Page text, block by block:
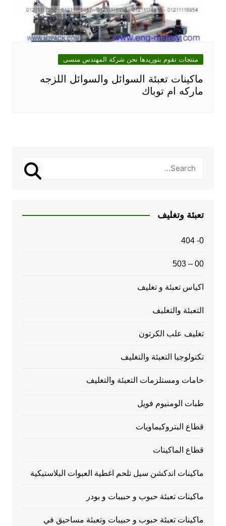
منتجات نقوم بتوريدها نحن شركة المهندس منسى
ماكينات تعبئة السوائل والسوائل اللزجه
ماركه ام توباك
تعبئة وتغليف
0- 404
00 – 503
اكياس تعبئة و تغليف
التعبئة والتغليف
تغليف علب الكرتون
تكنولوجيا التعبئة والتغليف
خامات ومستلزمات التعبئة والتغليف
طبات الومنيوم فويل
قطاع البتروكيماويات
قطاع الماكينات
ماكينات اندكشن سيل تلحم اغطية العبوات البلاستيكية
ماكينات تعبئة حبوب و حبيبات و بودر
ماكينات تعبئة حبوب و حبيبات وتعبئة مساحيق في